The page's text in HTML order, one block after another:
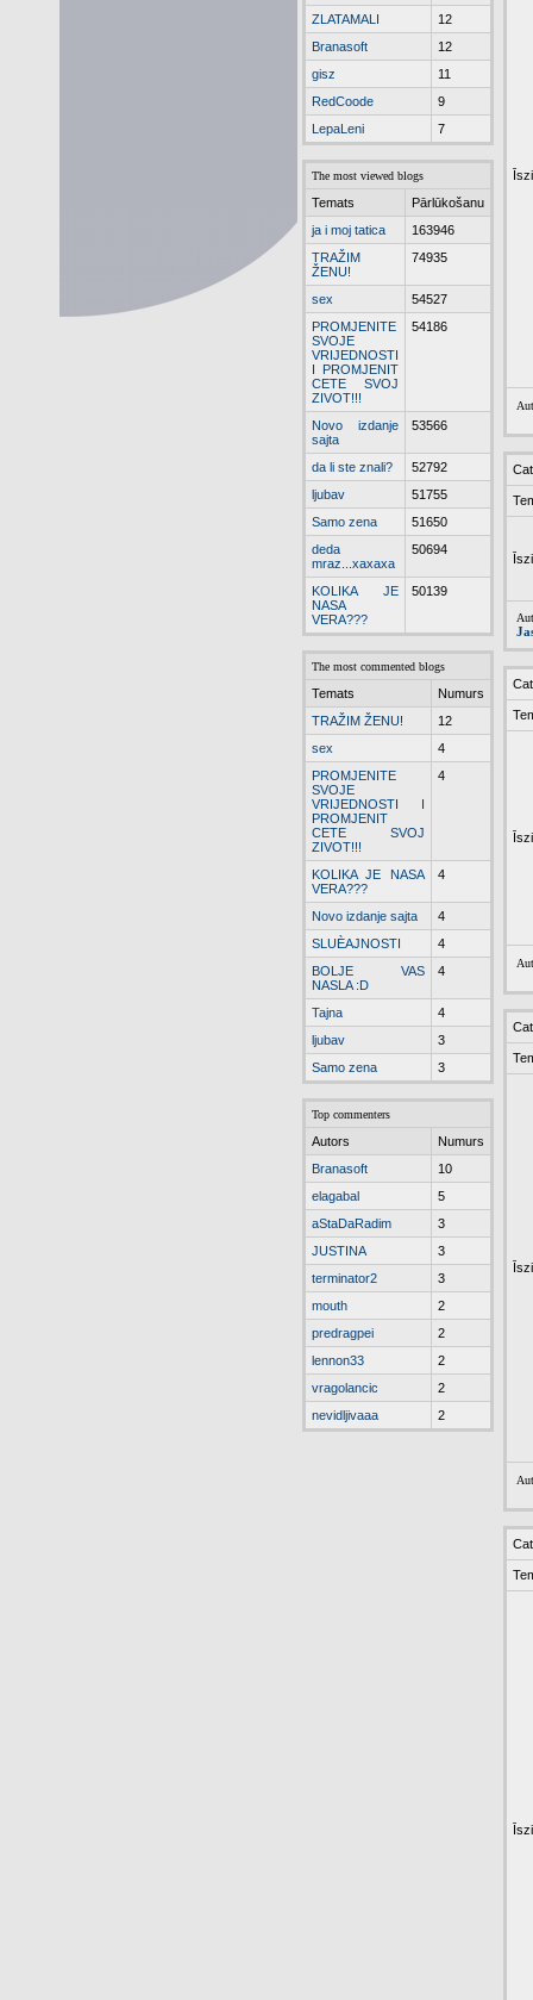
ZLATAMALI
12
Branasoft
12
gisz
11
RedCoode
9
LepaLeni
7
The most viewed blogs
Temats
Pārlūkošanu
ja i moj tatica
163946
TRAŽIM
ŽENU!
74935
sex
54527
PROMJENITE
SVOJE
VRIJEDNOSTI
I PROMJENIT
CETE SVOJ
ZIVOT!!!
54186
Novo izdanje
sajta
53566
da li ste znali?
52792
ljubav
51755
Samo zena
51650
deda
mraz...xaxaxa
50694
KOLIKA JE
NASA
VERA???
50139
The most commented blogs
Temats
Numurs
TRAŽIM ŽENU!
12
sex
4
PROMJENITE
SVOJE
VRIJEDNOSTI I
PROMJENIT
CETE SVOJ
ZIVOT!!!
4
KOLIKA JE NASA
VERA???
4
Novo izdanje sajta
4
SLUÈAJNOSTI
4
BOLJE VAS
NASLA :D
4
Tajna
4
ljubav
3
Samo zena
3
Top commenters
Autors
Numurs
Branasoft
10
elagabal
5
aStaDaRadim
3
JUSTINA
3
terminator2
3
mouth
2
predragpei
2
lennon33
2
vragolancic
2
nevidljivaaa
2